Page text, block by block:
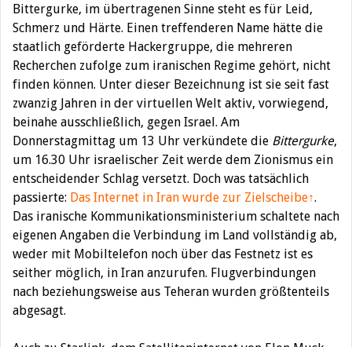
Bittergurke, im übertragenen Sinne steht es für Leid,
Schmerz und Härte. Einen treffenderen Name hätte die
staatlich geförderte Hackergruppe, die mehreren
Recherchen zufolge zum iranischen Regime gehört, nicht
finden können. Unter dieser Bezeichnung ist sie seit fast
zwanzig Jahren in der virtuellen Welt aktiv, vorwiegend,
beinahe ausschließlich, gegen Israel. Am
Donnerstagmittag um 13 Uhr verkündete die Bittergurke,
um 16.30 Uhr israelischer Zeit werde dem Zionismus ein
entscheidender Schlag versetzt. Doch was tatsächlich
passierte: Das Internet in Iran wurde zur Zielscheibe↑.
Das iranische Kommunikationsministerium schaltete nach
eigenen Angaben die Verbindung im Land vollständig ab,
weder mit Mobiltelefon noch über das Festnetz ist es
seither möglich, in Iran anzurufen. Flugverbindungen
nach beziehungsweise aus Teheran wurden größtenteils
abgesagt.